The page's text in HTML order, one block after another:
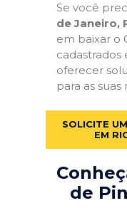
Se você
de Janeiro,
em baixar o
cadastrados
oferecer
para as
SOLICITE
EM
de